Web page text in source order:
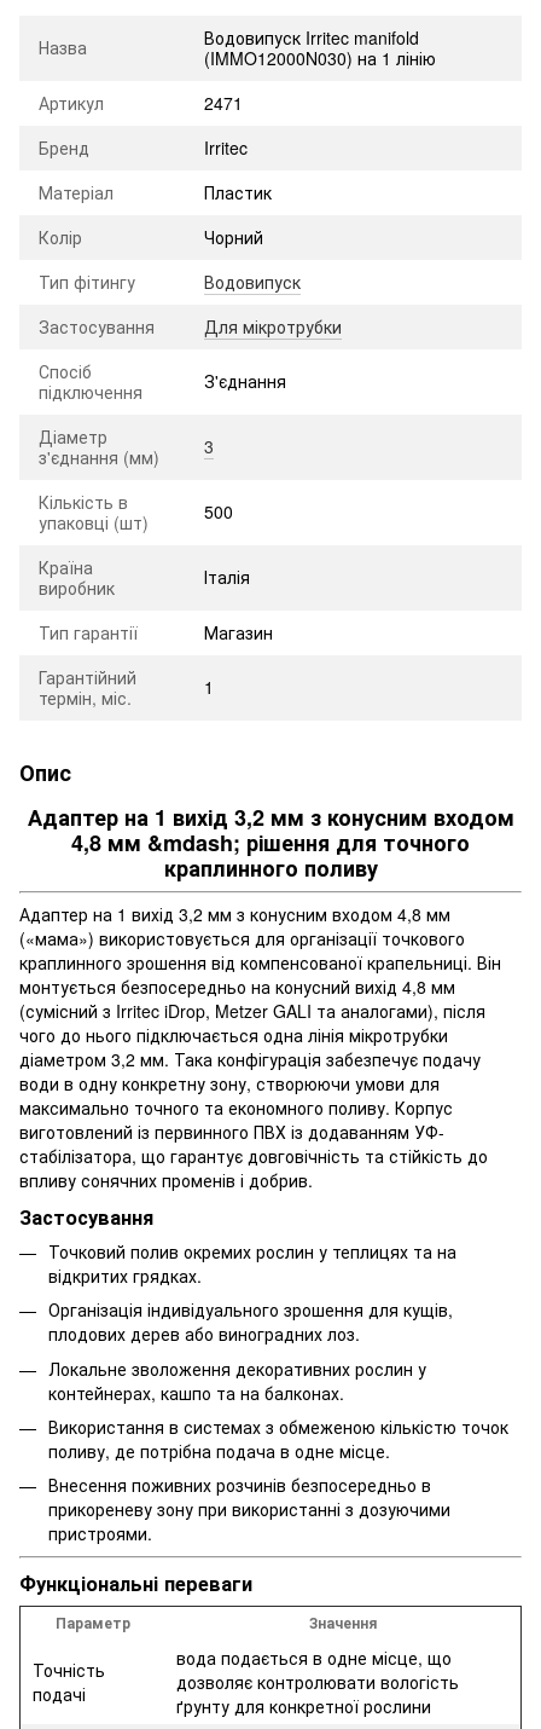
Назва
Водовипуск Irritec manifold
(IMMO12000N030) на 1 лінію
Артикул
2471
Бренд
Irritec
Матеріал
Пластик
Колір
Чорний
Тип фітингу
Водовипуск
Застосування
Для мікротрубки
Спосіб
підключення
З'єднання
Діаметр
з'єднання (мм)
3
Кількість в
упаковці (шт)
500
Країна
виробник
Італія
Тип гарантії
Магазин
Гарантійний
термін, міс.
1
Опис
Адаптер на 1 вихід 3,2 мм з конусним входом
4,8 мм &mdash; рішення для точного
краплинного поливу
Адаптер на 1 вихід 3,2 мм з конусним входом 4,8 мм
(«мама») використовується для організації точкового
краплинного зрошення від компенсованої крапельниці. Він
монтується безпосередньо на конусний вихід 4,8 мм
(сумісний з Irritec iDrop, Metzer GALI та аналогами), після
чого до нього підключається одна лінія мікротрубки
діаметром 3,2 мм. Така конфігурація забезпечує подачу
води в одну конкретну зону, створюючи умови для
максимально точного та економного поливу. Корпус
виготовлений із первинного ПВХ із додаванням УФ-
стабілізатора, що гарантує довговічність та стійкість до
впливу сонячних променів і добрив.
Застосування
Точковий полив окремих рослин у теплицях та на
відкритих грядках.
Організація індивідуального зрошення для кущів,
плодових дерев або виноградних лоз.
Локальне зволоження декоративних рослин у
контейнерах, кашпо та на балконах.
Використання в системах з обмеженою кількістю точок
поливу, де потрібна подача в одне місце.
Внесення поживних розчинів безпосередньо в
прикореневу зону при використанні з дозуючими
пристроями.
Функціональні переваги
Параметр Значення
Точність
подачі
вода подається в одне місце, що
дозволяє контролювати вологість
ґрунту для конкретної рослини